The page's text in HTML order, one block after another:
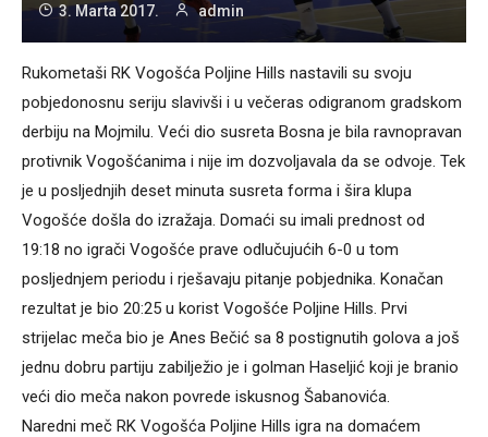
3. Marta 2017. admin
Rukometaši RK Vogošća Poljine Hills nastavili su svoju
pobjedonosnu seriju slavivši i u večeras odigranom gradskom
derbiju na Mojmilu. Veći dio susreta Bosna je bila ravnopravan
protivnik Vogošćanima i nije im dozvoljavala da se odvoje. Tek
je u posljednjih deset minuta susreta forma i šira klupa
Vogošće došla do izražaja. Domaći su imali prednost od
19:18 no igrači Vogošće prave odlučujućih 6-0 u tom
posljednjem periodu i rješavaju pitanje pobjednika. Konačan
rezultat je bio 20:25 u korist Vogošće Poljine Hills. Prvi
strijelac meča bio je Anes Bečić sa 8 postignutih golova a još
jednu dobru partiju zabilježio je i golman Haseljić koji je branio
veći dio meča nakon povrede iskusnog Šabanovića.
Naredni meč RK Vogošća Poljine Hills igra na domaćem